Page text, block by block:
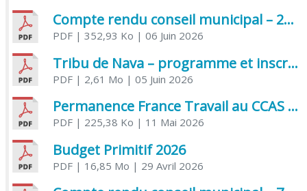
Compte rendu conseil municipal – 21 avril 2026
PDF| 352,93 Ko | 06 Juin 2026
Tribu de Nava – programme et inscriptions été 2026
PDF| 2,61 Mo | 05 Juin 2026
Permanence France Travail au CCAS de Saujon Juin 2026
PDF| 225,38 Ko | 11 Mai 2026
Budget Primitif 2026
PDF| 16,85 Mo | 29 Avril 2026